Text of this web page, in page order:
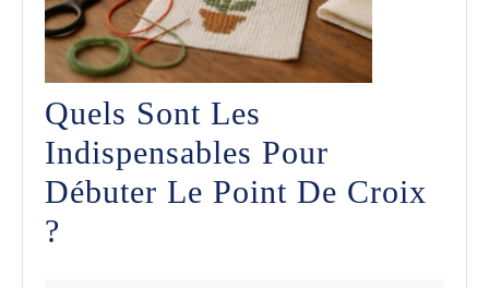
Quels Sont Les
Indispensables Pour
Débuter Le Point De Croix
?